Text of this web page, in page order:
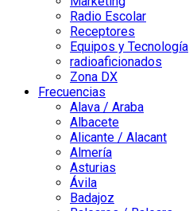
Radio Escolar
Receptores
Equipos y Tecnología
radioaficionados
Zona DX
Frecuencias
Alava / Araba
Albacete
Alicante / Alacant
Almería
Asturias
Ávila
Badajoz